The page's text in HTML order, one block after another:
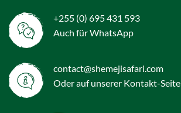
+255 (0) 695 431 593
Auch für WhatsApp
contact@shemejisafari.com
Oder auf unserer Kontakt-Seite